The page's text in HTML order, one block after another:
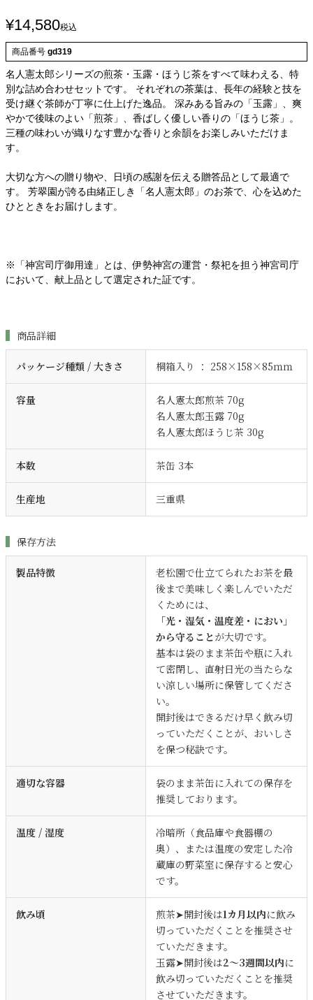
¥14,580税込
商品番号 gd319
名人憲太郎シリーズの煎茶・玉露・ほうじ茶をすべて味わえる、特
別な詰め合わせセットです。 それぞれの茶葉は、長年の経験と技を
受け継ぐ茶師が丁寧に仕上げた逸品。 深みある旨みの「玉露」、爽
やかで後味のよい「煎茶」、香ばしく優しい香りの「ほうじ茶」。
三種の味わいが織りなす豊かな香りと余韻をお楽しみいただけま
す。
大切な方への贈り物や、日頃の感謝を伝える贈答品として最適で
す。 芳翠園が誇る由緒正しき「名人憲太郎」のお茶で、心を込めた
ひとときをお届けします。
※「神宮司庁御用達」とは、伊勢神宮の運営・祭祀を担う神宮司庁
において、献上品として選定された証です。
商品詳細
パッケージ種類 / 大きさ 桐箱入り ： 258×158×85ｍｍ
容量
名人憲太郎煎茶 70g
名人憲太郎玉露 70g
名人憲太郎ほうじ茶 30g
本数 茶缶 3本
生産地 三重県
保存方法
製品特徴
老松園で仕立てられたお茶を最
後まで美味しく楽しんでいただ
くためには、
「光・湿気・温度差・におい」
から守ることが大切です。
基本は袋のまま茶缶や瓶に入れ
て密閉し、直射日光の当たらな
い涼しい場所に保管してくださ
い。
開封後はできるだけ早く飲み切
っていただくことが、おいしさ
を保つ秘訣です。
適切な容器
袋のまま茶缶に入れての保存を
推奨しております。
温度 / 湿度
冷暗所（食品庫や食器棚の
奥）、または温度の安定した冷
蔵庫の野菜室に保存すると安心
です。
飲み頃 煎茶➤開封後は1カ月以内に飲み
切っていただくことを推奨させ
ていただきます。
玉露➤開封後は2～3週間以内に
飲み切っていただくことを推奨
させていただきます。